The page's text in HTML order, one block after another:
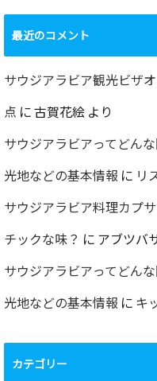
最近のコメント
サウジアラビア観光ビザ
点 に 古賀花絵 より
サウジアラビアってどん
光地などの基本情報 に リ
サウジアラビア料理カプ
チックな味？ に アブツバ
サウジアラビアってどん
光地などの基本情報 に キ
カテゴリー